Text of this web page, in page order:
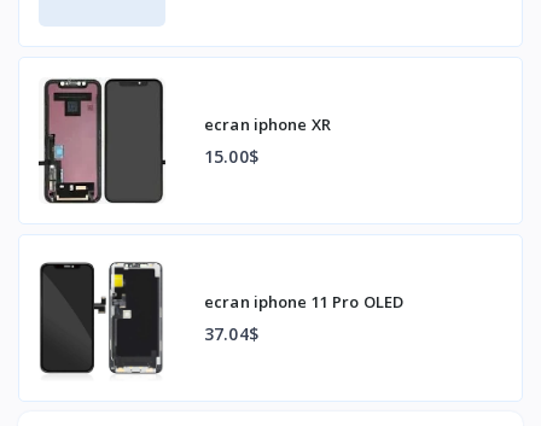
ecran iphone XR
15.00$
ecran iphone 11 Pro OLED
37.04$